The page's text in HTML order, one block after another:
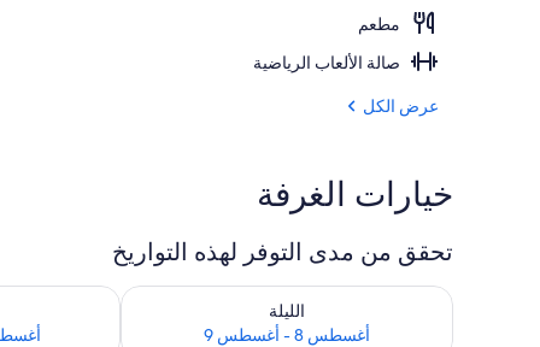
مطعم
صالة الألعاب الرياضية
عرض الكل
خيارات الغرفة
تحقق من مدى التوفر لهذه التواريخ
الليلة
أغسطس 8 - أغسطس 9
تحقق من مدى التوفر لليلة للفترة أغسطس 8 - أغسطس 9
أغسطس 9 -
تحقق من مدى